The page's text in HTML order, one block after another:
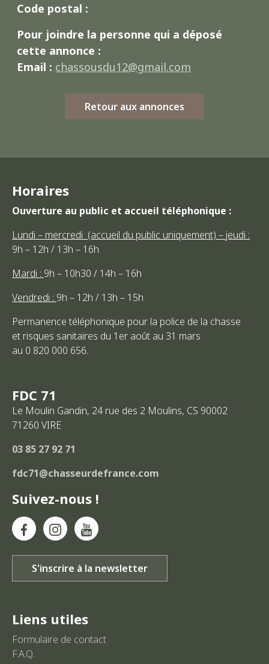
Code postal :
Pour joindre la personne qui a déposé
cette annonce :
Email : chassousdu12@gmail.com
Retour aux annonces
FDC 71
Le Moulin Gandin, 24 rue des 2 Moulins, CS 90002
71260 VIRE
03 85 27 92 71
fdc71@chasseurdefrance.com
Suivez-nous !
Horaires
Ouverture au public et accueil téléphonique :
Lundi – mercredi (accueil du public uniquement) – jeudi :
9h – 12h / 13h – 16h
Mardi : 9h – 10h30 / 14h – 16h
Vendredi : 9h – 12h / 13h – 15h
Permanence téléphonique pour la police de la chasse
et risques sanitaires du 1er août au 31 mars
au 0 820 000 656.
Liens utiles
Formulaire de contact
F.A.Q.